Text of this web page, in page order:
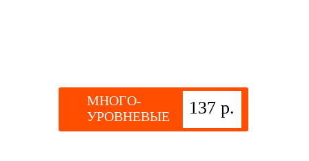
МНОГО-
УРОВНЕВЫЕ
137 р.